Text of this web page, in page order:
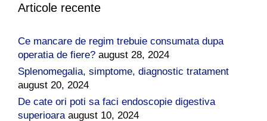
Articole recente
Ce mancare de regim trebuie consumata dupa
operatia de fiere? august 28, 2024
Splenomegalia, simptome, diagnostic tratament
august 20, 2024
De cate ori poti sa faci endoscopie digestiva
superioara august 10, 2024